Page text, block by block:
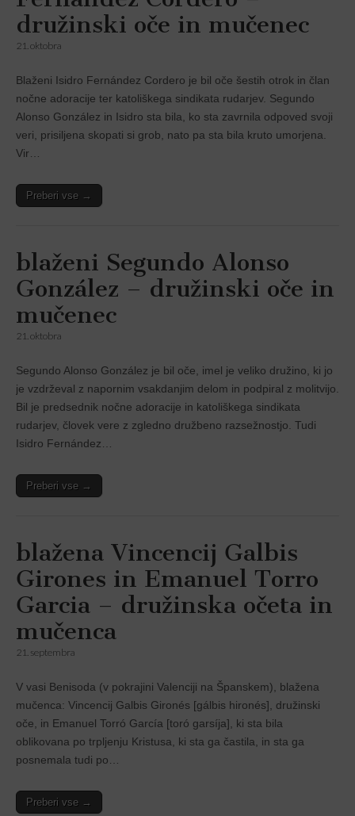
družinski oče in mučenec
21. oktobra
Blaženi Isidro Fernández Cordero je bil oče šestih otrok in član
nočne adoracije ter katoliškega sindikata rudarjev. Segundo
Alonso González in Isidro sta bila, ko sta zavrnila odpoved svoji
veri, prisiljena skopati si grob, nato pa sta bila kruto umorjena.
Vir…
Preberi vse →
blaženi Segundo Alonso
González – družinski oče in
mučenec
21. oktobra
Segundo Alonso González je bil oče, imel je veliko družino, ki jo
je vzdrževal z napornim vsakdanjim delom in podpiral z molitvijo.
Bil je predsednik nočne adoracije in katoliškega sindikata
rudarjev, človek vere z zgledno družbeno razsežnostjo. Tudi
Isidro Fernández…
Preberi vse →
blažena Vincencij Galbis
Girones in Emanuel Torro
Garcia – družinska očeta in
mučenca
21. septembra
V vasi Benisoda (v pokrajini Valenciji na Španskem), blažena
mučenca: Vincencij Galbis Gironés [gálbis hironés], družinski
oče, in Emanuel Torró García [toró garsíja], ki sta bila
oblikovana po trpljenju Kristusa, ki sta ga častila, in sta ga
posnemala tudi po…
Preberi vse →